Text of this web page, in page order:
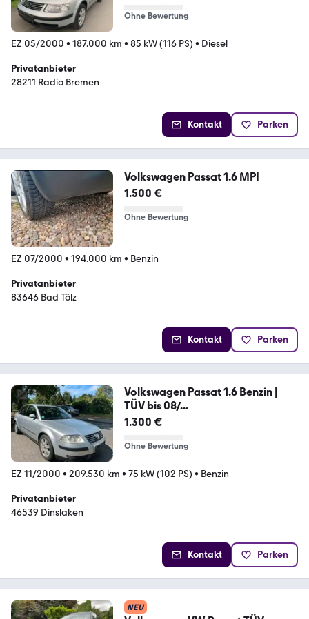
Ohne Bewertung
EZ 05/2000 • 187.000 km • 85 kW (116 PS) • Diesel
Privatanbieter
28211 Radio Bremen
Kontakt Parken
Volkswagen Passat 1.6 MPI
1.500 €
Ohne Bewertung
EZ 07/2000 • 194.000 km • Benzin
Privatanbieter
83646 Bad Tölz
Kontakt Parken
Volkswagen Passat 1.6 Benzin |
TÜV bis 08/...
1.300 €
Ohne Bewertung
EZ 11/2000 • 209.530 km • 75 kW (102 PS) • Benzin
Privatanbieter
46539 Dinslaken
Kontakt Parken
NEU